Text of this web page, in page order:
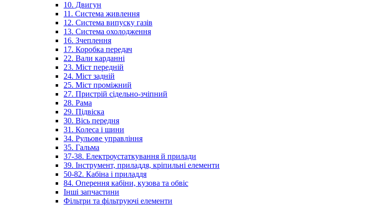
10. Двигун
11. Система живлення
12. Система випуску газів
13. Система охолодження
16. Зчеплення
17. Коробка передач
22. Вали карданні
23. Міст передній
24. Міст задній
25. Міст проміжний
27. Пристрій сідельно-зчіпний
28. Рама
29. Підвіска
30. Вісь передня
31. Колеса і шини
34. Рульове управління
35. Гальма
37-38. Електроустаткування й прилади
39. Інструмент, приладдя, кріпильні елементи
50-82. Кабіна і приладдя
84. Оперення кабіни, кузова та обвіс
Інші запчастини
Фільтри та фільтруючі елементи